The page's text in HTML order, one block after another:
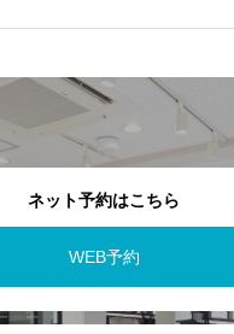
ネット予約はこちら
WEB予約